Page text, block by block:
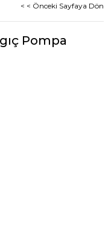
< < Önceki Sayfaya Dön
Pompa